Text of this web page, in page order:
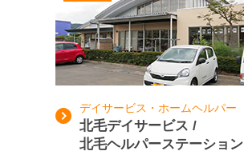
デイサービス・ホームヘルパー
北毛デイサービス /
北毛ヘルパーステーション